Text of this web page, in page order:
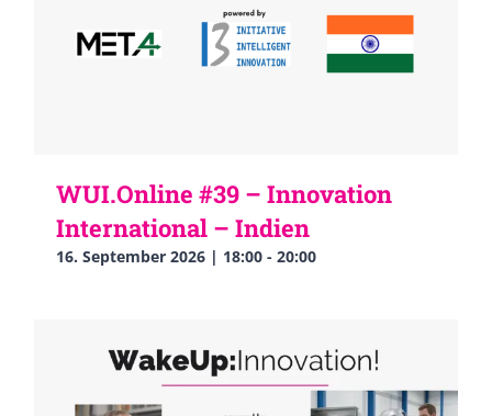
WUI.Online #39 – Innovation
International – Indien
16. September 2026 | 18:00 - 20:00